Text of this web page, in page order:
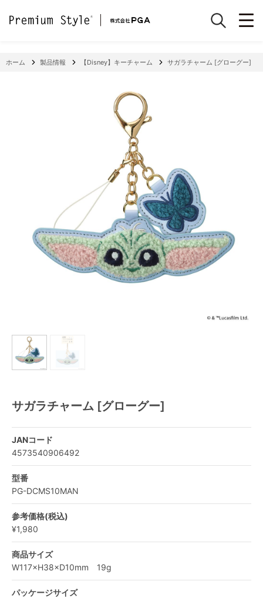
ホーム 製品情報 【Disney】キーチャーム サガラチャーム [グローグー]
サガラチャーム [グローグー]
JANコード
4573540906492
型番
PG-DCMS10MAN
参考価格(税込)
¥1,980
商品サイズ
W117×H38×D10mm 19g
パッケージサイズ